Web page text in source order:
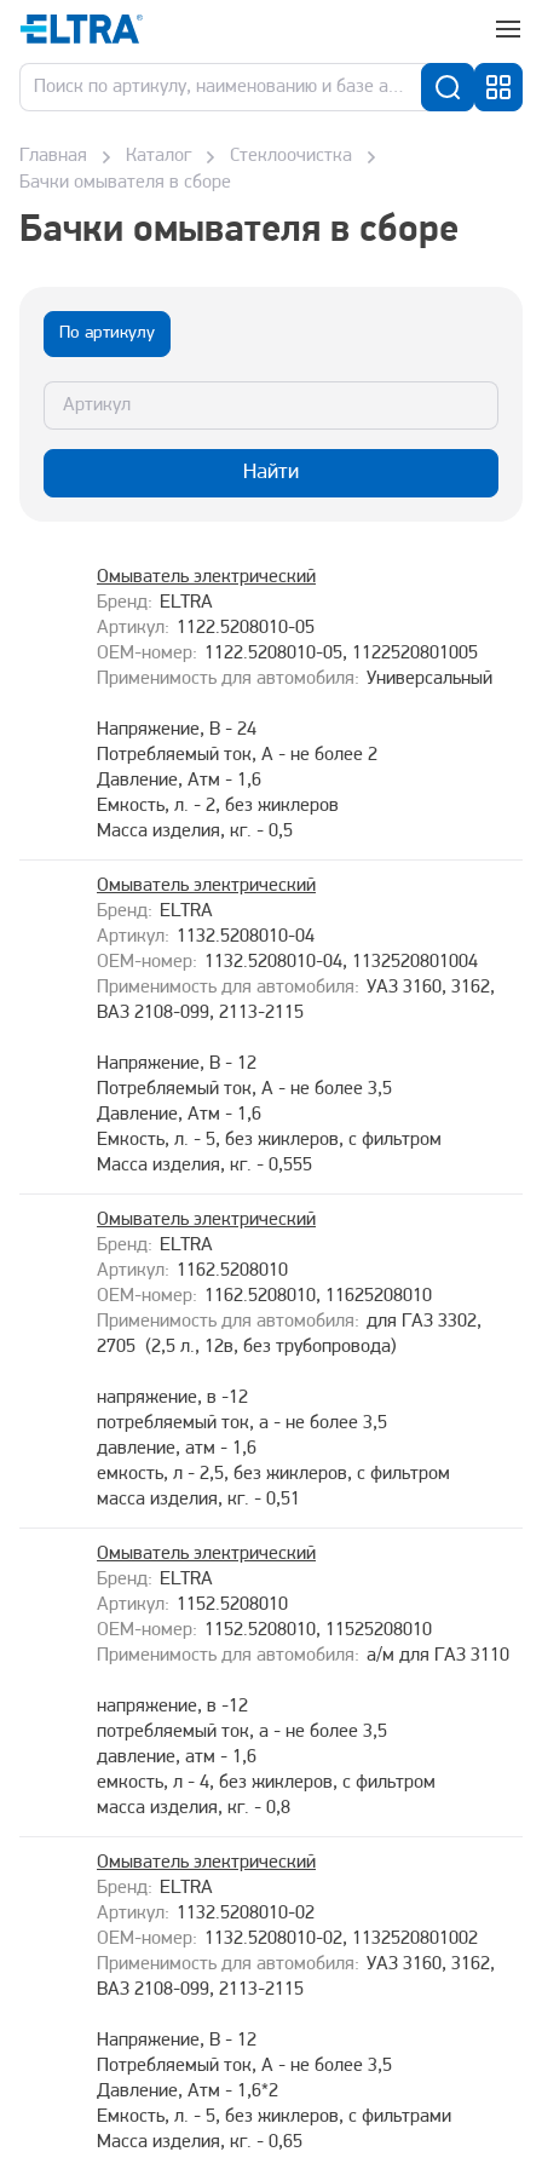
Главная Каталог
Стеклоочистка
Бачки омывателя в сборе
Бачки омывателя в сборе
По артикулу
Найти
ELTRA
1122.5208010-05
1122.5208010-05, 1122520801005
Омыватель электрический
Универсальный
Напряжение, В - 24
Потребляемый ток, А - не более 2
Давление, Атм - 1,6
Емкость, л. - 2, без жиклеров
Масса изделия, кг. - 0,5
ELTRA
1132.5208010-04
1132.5208010-04, 1132520801004
Омыватель электрический
УАЗ 3160, 3162,
ВАЗ 2108-099, 2113-2115
Напряжение, В - 12
Потребляемый ток, А - не более 3,5
Давление, Атм - 1,6
Емкость, л. - 5, без жиклеров, с фильтром
Масса изделия, кг. - 0,555
ELTRA
1162.5208010
1162.5208010, 11625208010
Омыватель электрический
для ГАЗ 3302,
2705 (2,5 л., 12в, без трубопровода)
напряжение, в -12
потребляемый ток, а - не более 3,5
давление, атм - 1,6
емкость, л - 2,5, без жиклеров, с фильтром
масса изделия, кг. - 0,51
ELTRA
1152.5208010
1152.5208010, 11525208010
Омыватель электрический
а/м для ГАЗ 3110
напряжение, в -12
потребляемый ток, а - не более 3,5
давление, атм - 1,6
емкость, л - 4, без жиклеров, с фильтром
масса изделия, кг. - 0,8
ELTRA
1132.5208010-02
1132.5208010-02, 1132520801002
Омыватель электрический
УАЗ 3160, 3162,
ВАЗ 2108-099, 2113-2115
Напряжение, В - 12
Потребляемый ток, А - не более 3,5
Давление, Атм - 1,6*2
Емкость, л. - 5, без жиклеров, с фильтрами
Масса изделия, кг. - 0,65